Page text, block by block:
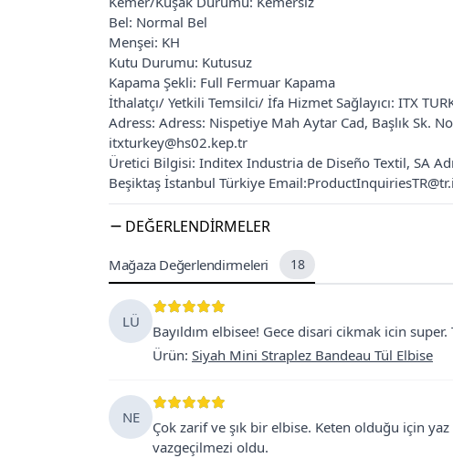
Bel: Normal Bel
Menşei: KH
Kutu Durumu: Kutusuz
Kapama Şekli: Full Fermuar Kapama
İthalatçı/ Yetkili Temsilci/ İfa Hizmet Sağlayıcı: ITX
Adress: Adress: Nispetiye Mah Aytar Cad, Başlık Sk.
itxturkey@hs02.kep.tr
Üretici Bilgisi: Inditex Industria de Diseño Textil, SA
Beşiktaş İstanbul Türkiye
DEĞERLENDIRMELER
Mağaza Değerlendirmeleri 18
LÜ
Bayıldım elbisee! Gece disari cikmak icin
Ürün: Siyah Mini Straplez Bandeau Tül Elbise
NE
Çok zarif ve şık bir elbise. Keten olduğu için
vazgeçilmezi oldu.